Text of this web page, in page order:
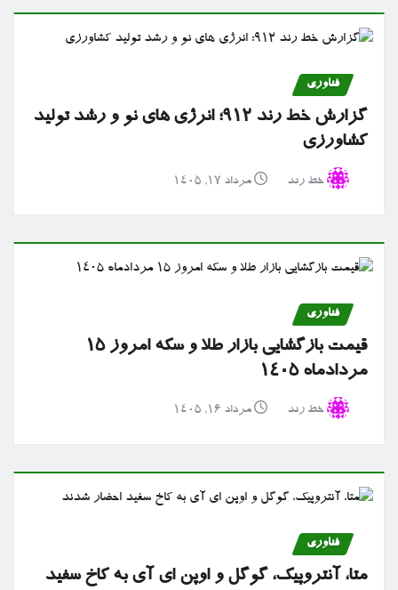
فناوری
گزارش خط رند ۹۱۲؛ انرژی های نو و رشد تولید
کشاورزی
خط رند مرداد ۱۷, ۱۴۰۵
فناوری
قیمت بازگشایی بازار طلا و سکه امروز ۱۵
مردادماه ۱۴۰۵
خط رند مرداد ۱۶, ۱۴۰۵
فناوری
متا، آنتروپیک، گوگل و اوپن ای آی به کاخ سفید